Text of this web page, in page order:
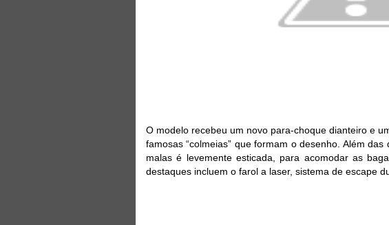
O modelo recebeu um novo para-choque dianteiro e
famosas “colmeias” que formam o desenho. Além
malas é levemente esticada, para acomodar as
destaques ​​incluem o farol a laser, sistema de escape